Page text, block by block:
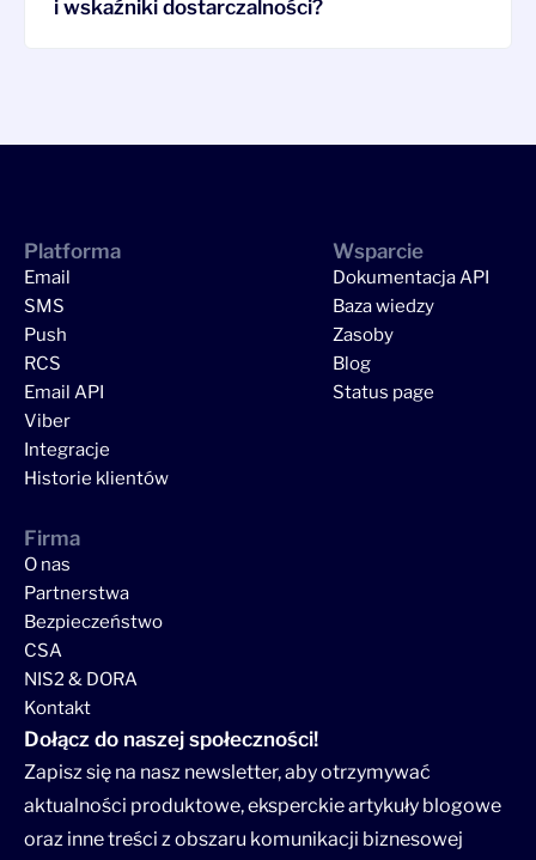
i wskaźniki dostarczalności?
Platforma
Email
SMS
Push
RCS
Email API
Viber
Integracje
Historie klientów
Wsparcie
Dokumentacja API
Baza wiedzy
Zasoby
Blog
Status page
Firma
O nas
Partnerstwa
Bezpieczeństwo
CSA
NIS2 & DORA
Kontakt
Dołącz do naszej społeczności!
Zapisz się na nasz newsletter, aby otrzymywać
aktualności produktowe, eksperckie artykuły blogowe
oraz inne treści z obszaru komunikacji biznesowej